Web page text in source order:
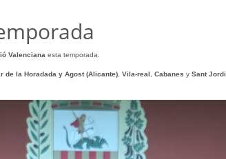
Valenciana esta temporada.
de la Horadada y Agost (Alicante), Vila-real Cabanes y Sant Jordi